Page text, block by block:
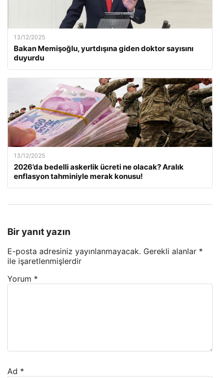
13/12/2025
Bakan Memişoğlu, yurtdışına giden doktor sayısını
duyurdu
13/12/2025
2026’da bedelli askerlik ücreti ne olacak? Aralık
enflasyon tahminiyle merak konusu!
Bir yanıt yazın
E-posta adresiniz yayınlanmayacak. Gerekli alanlar *
ile işaretlenmişlerdir
Yorum *
Ad *